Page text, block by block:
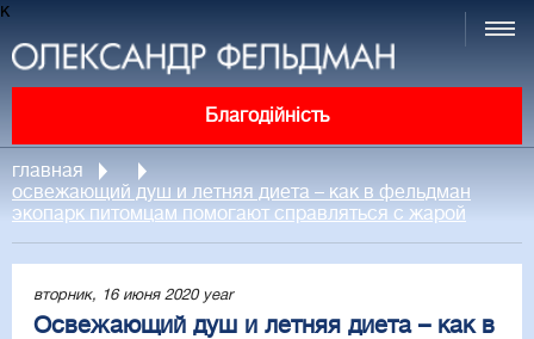
к
Благодійність
главная
освежающий душ и летняя диета – как в фельдман
экопарк питомцам помогают справляться с жарой
вторник, 16 июня 2020 year
Освежающий душ и летняя диета – как в